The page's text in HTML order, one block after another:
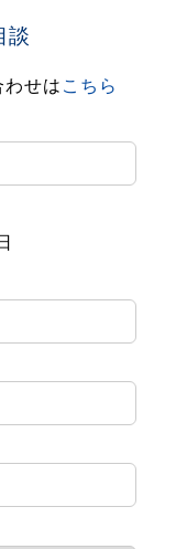
談
せは こちら